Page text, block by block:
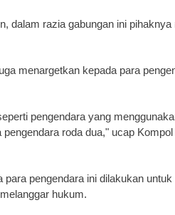
dalam razia gabungan ini
menargetkan kepada para
pengendara yang
roda dua," ucap
para pengendara ini dilakukan
hukum.